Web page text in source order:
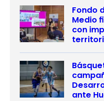
Fondo
Medio
con
ante